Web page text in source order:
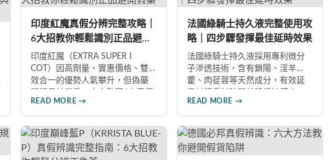
PTT 網友實測分享，正面評價佔
多數，是CP值極高的男性保健品
選擇。
文整理超過120則網友心得，幫助
你了解真實效果、識別假貨與選
擇正規購買管道。
印度紅魔真假分辨完整攻略｜
6大招教你輕鬆識別正品避開
假藥
印度紅魔（EXTRA SUPER I
COT）因高劑量、實惠價格、雙
效合一的優勢人氣攀升，但偽藥
分辨要點，從外包裝、防偽標
籤、藥錠特徵、購買管道到價格
分析，協助消費者輕鬆識別正
品，保障用藥安全與效果。
READ MORE →
法國綠騎士持久液完整使用攻
略｜四步驟發揮最佳延時效果
法國綠騎士持久液採用專利微分
子滲透技術，含有鎖陽、淫羊
藿、肉蓯蓉等天然成分，有效延
本文提供完整四步驟使用指南，
從劑量控制到按摩吸收手法，協
助使用者找到最適合個人體質的
用量，搭配正品購買管道與常見
錯誤修正建議，助您安全有效地
READ MORE →